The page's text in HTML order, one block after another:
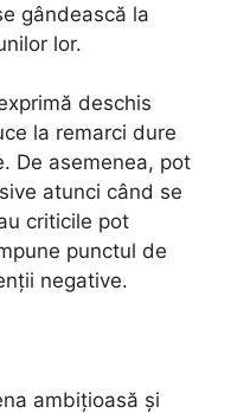
gândească la
lor.
deschis
la remarci dure
De asemenea, pot
atunci când se
criticile pot
punctul de
negative.
ambițioasă și